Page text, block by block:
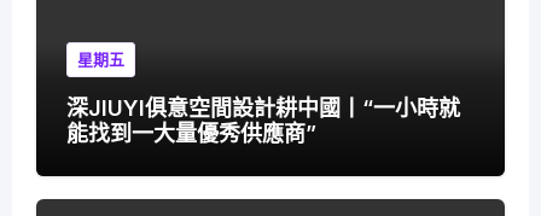
星期五
深JIUYI俱意空間設計耕中國丨“一小時就
能找到一大量優秀供應商”